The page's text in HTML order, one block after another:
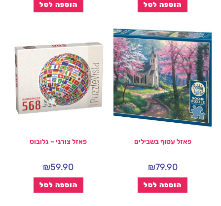
הוספה לסל הוספה לסל
פאזל עטוף בשבילים
₪79.90
הוספה לסל
פאזל צורני – גלובוס
₪59.90
הוספה לסל